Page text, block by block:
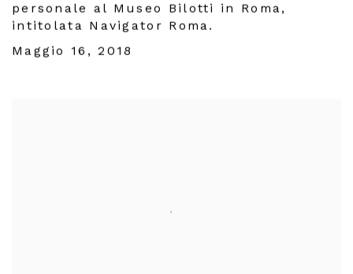
personale al Museo Bilotti in Roma,
intitolata Navigator Roma.
Maggio 16, 2018